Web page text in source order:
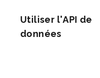
Utiliser l'API de
données